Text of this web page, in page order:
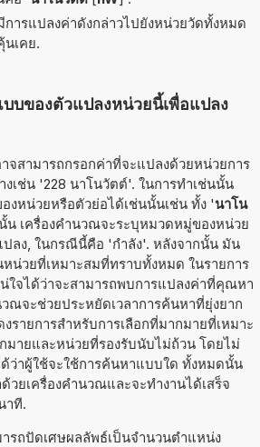
ารแปลงค่าดังกล่าวไปยังหน่วยวัดทั้งหมด
นเคย.
บของตัวแปลงหน่วยนี้เพื่อแปลง
จสามารถกรอกค่าที่จะแปลงด้วยหน่วยการ
งเช่น '228 นาโนวัตต์'. ในการทำเช่นนั้น
งหน่วยหรือตัวย่อได้เช่นนั้นเช่น ทั้ง 'นาโน
น เครื่องคำนวณจะระบุหมวดหมู่ของหน่วย
ปลง, ในกรณีนี้คือ 'กำลัง'. หลังจากนั้น มัน
น่วยที่เหมาะสมที่ทราบทั้งหมด ในรายการ
จได้ว่าจะสามารถพบการแปลงค่าที่คุณหา
ณจะช่วยประหยัดเวลาการค้นหาที่ยุ่งยาก
รายการสำหรับการเลือกที่มากมายที่เหมาะ
ายและหน่วยที่รองรับนับไม่ถ้วน โดยไม่
ว่าผู้ใช้จะใช้การค้นหาแบบใด ทั้งหมดนั้น
วยเครื่องคำนวณและจะทำงานได้เสร็จ
าที.
รถปัดเศษผลลัพธ์เป็นจำนวนตำแหน่ง